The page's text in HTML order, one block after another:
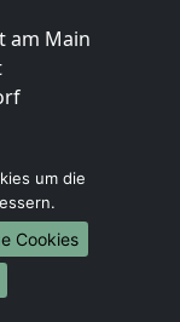
am Main
um die
Cookies